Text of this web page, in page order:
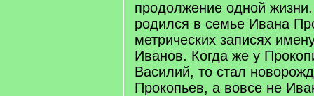
продолжение одной
родился в семье Ивана
метрических записях
Иванов. Когда же у
Василий, то стал
Прокопьев, а вовсе не